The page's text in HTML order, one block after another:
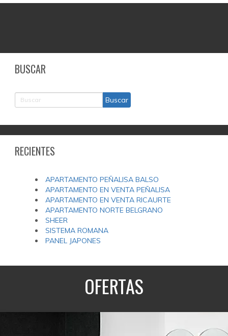
BUSCAR
RECIENTES
APARTAMENTO PEÑALISA BALSO
APARTAMENTO EN VENTA PEÑALISA
APARTAMENTO EN VENTA RICAURTE
APARTAMENTO NORTE BELGRANO
SHEER
SISTEMA ROMANA
PANEL JAPONES
OFERTAS